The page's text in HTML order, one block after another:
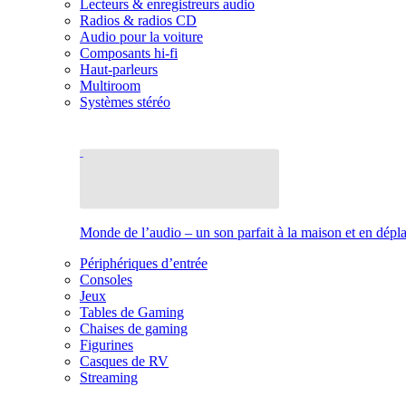
Lecteurs & enregistreurs audio
Radios & radios CD
Audio pour la voiture
Composants hi-fi
Haut-parleurs
Multiroom
Systèmes stéréo
Monde de l’audio – un son parfait à la maison et en
Périphériques d’entrée
Consoles
Jeux
Tables de Gaming
Chaises de gaming
Figurines
Casques de RV
Streaming